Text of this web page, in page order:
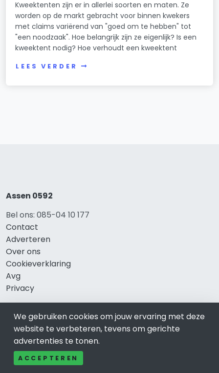
Kweektenten zijn er in allerlei soorten en maten. Ze
worden op de markt gebracht voor binnen kwekers
met claims variërend van "goed om te hebben" tot
"een noodzaak". Hoe belangrijk zijn ze eigenlijk? Is een
kweektent nodig? Hoe verhoudt een kweektent
LEES VERDER
Assen 0592
Bel ons: 085-04 10 177
Contact
Adverteren
Over ons
Cookieverklaring
Avg
Privacy
Direct naar
Rijscholen Assen
Fietswinkels Assen
We gebruiken cookies om jouw ervaring met deze
website te verbeteren, tevens om gerichte
advertenties te tonen.
ACCEPTEREN